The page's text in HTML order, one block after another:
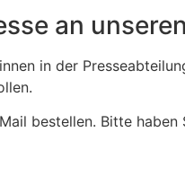
an
in der
bestellen. Bitte